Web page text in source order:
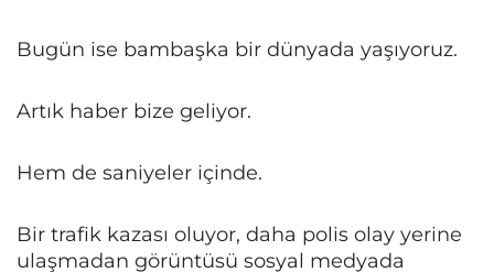
Bugün ise bambaşka bir dünyada yaşıyoruz.
Artık haber bize geliyor.
Hem de saniyeler içinde.
Bir trafik kazası oluyor, daha polis olay yerine
ulaşmadan görüntüsü sosyal medyada